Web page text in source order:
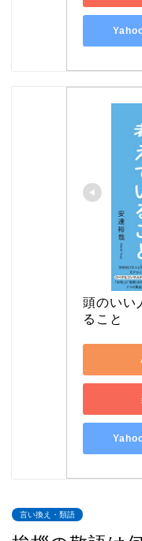
頭のいい
ること
言い換え・類語